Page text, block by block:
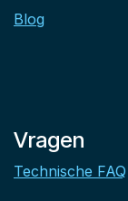
Blog
Vragen
Technische FAQ